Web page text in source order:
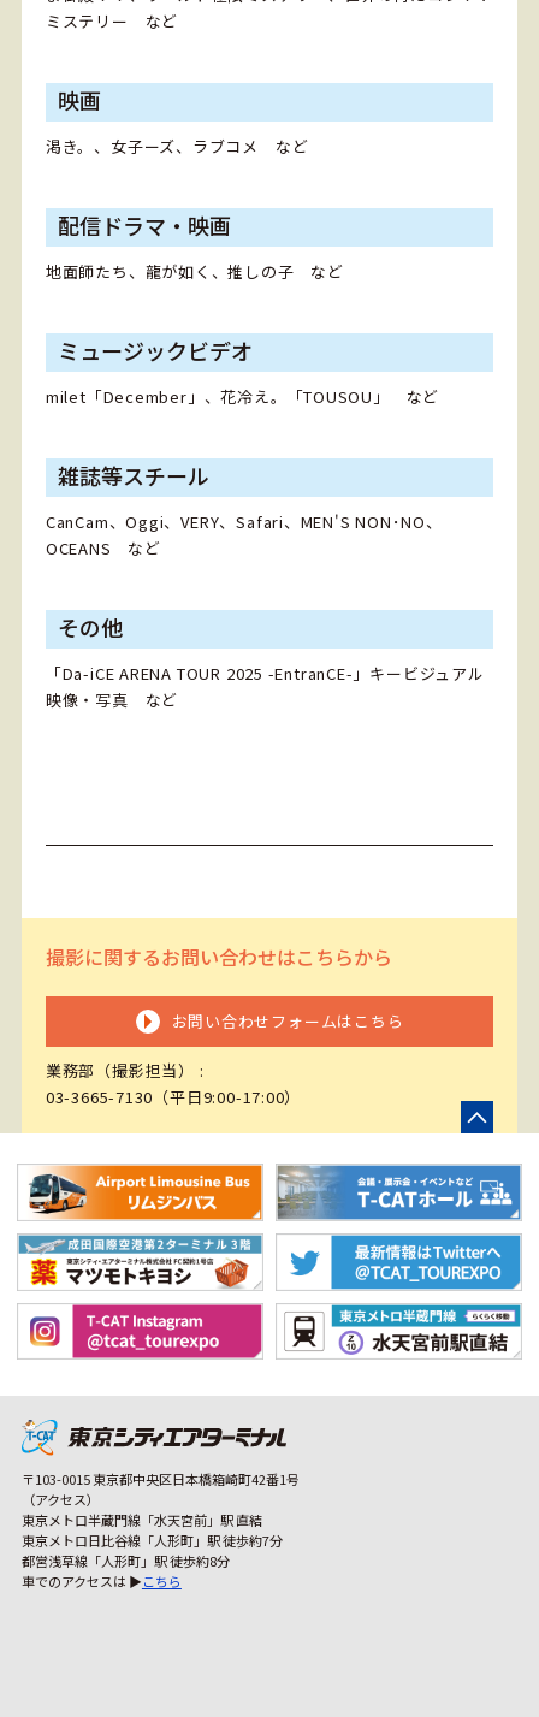
ミステリー など
映画
渇き。、女子ーズ、ラブコメ など
配信ドラマ・映画
地面師たち、龍が如く、推しの子 など
ミュージックビデオ
milet「December」、花冷え。「TOUSOU」 など
雑誌等スチール
CanCam、Oggi、VERY、Safari、MEN'S NON･NO、
OCEANS など
その他
「Da-iCE ARENA TOUR 2025 -EntranCE-」キービジュアル
映像・写真 など
撮影に関するお問い合わせはこちらから
お問い合わせフォームはこちら
業務部（撮影担当） :
03-3665-7130 （平日9:00-17:00）
〒103-0015 東京都中央区日本橋箱崎町42番1号
（アクセス）
東京メトロ半蔵門線「水天宮前」駅 直結
東京メトロ日比谷線「人形町」駅 徒歩約7分
都営浅草線「人形町」駅 徒歩約8分
車でのアクセスは ▶こちら